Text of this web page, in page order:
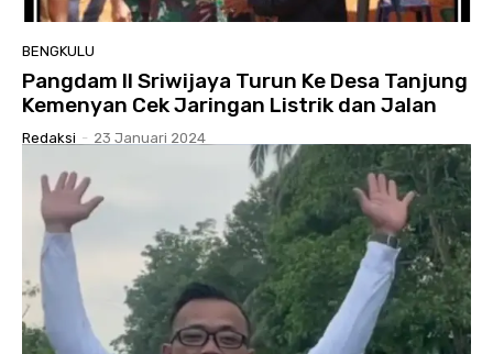
BENGKULU
Pangdam II Sriwijaya Turun Ke Desa Tanjung
Kemenyan Cek Jaringan Listrik dan Jalan
Redaksi - 23 Januari 2024